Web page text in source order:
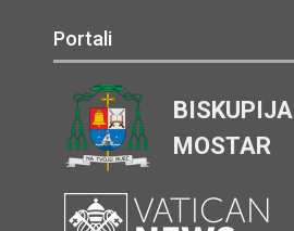
Portali
BISKUPIJA
MOSTAR